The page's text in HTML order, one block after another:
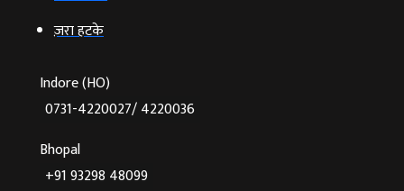
ज़रा हटके
Indore (HO)
0731-4220027/ 4220036
Bhopal
+91 93298 48099